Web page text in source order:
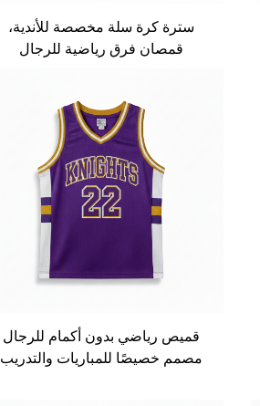
سترة كرة سلة مخصصة للأندية،
قمصان فرق رياضية للرجال
قميص رياضي بدون أكمام للرجال
مصمم خصيصًا للمباريات والتدريب